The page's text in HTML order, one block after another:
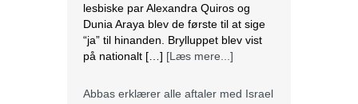
lesbiske par Alexandra Quiros og
Dunia Araya blev de første til at sige
“ja” til hinanden. Brylluppet blev vist
på nationalt […] [Læs mere...]
Abbas erklærer alle aftaler med Israel